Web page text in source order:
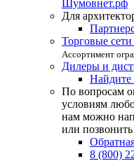
Шумовнет.рф
Для
Торговые
Ассортимент
Дилеры и
Найдите
По вопросам
условиям
нам можно
или
8 (800)